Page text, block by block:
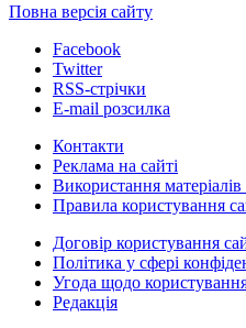
Повна версія сайту
Facebook
Twitter
RSS-стрічки
E-mail розсилка
Контакти
Реклама на сайті
Використання
Правила користування
Договір користування
Політика у сфері
Угода щодо
Редакція